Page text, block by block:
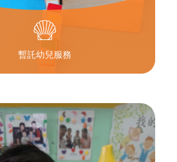
暫託幼兒服務